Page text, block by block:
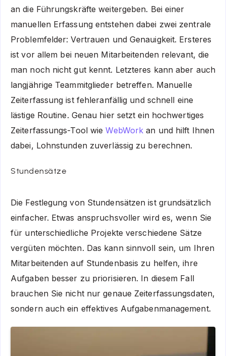
an die Führungskräfte weitergeben. Bei einer
manuellen Erfassung entstehen dabei zwei zentrale
Problemfelder: Vertrauen und Genauigkeit. Ersteres
ist vor allem bei neuen Mitarbeitenden relevant, die
man noch nicht gut kennt. Letzteres kann aber auch
langjährige Teammitglieder betreffen. Manuelle
Zeiterfassung ist fehleranfällig und schnell eine
lästige Routine. Genau hier setzt ein hochwertiges
Zeiterfassungs-Tool wieWebWork an und hilft Ihnen
dabei, Lohnstunden zuverlässig zu berechnen.
Stundensätze
Die Festlegung von Stundensätzen ist grundsätzlich
einfacher. Etwas anspruchsvoller wird es, wenn Sie
für unterschiedliche Projekte verschiedene Sätze
vergüten möchten. Das kann sinnvoll sein, um Ihren
Mitarbeitenden auf Stundenbasis zu helfen, ihre
Aufgaben besser zu priorisieren. In diesem Fall
brauchen Sie nicht nur genaue Zeiterfassungsdaten,
sondern auch ein effektives Aufgabenmanagement.